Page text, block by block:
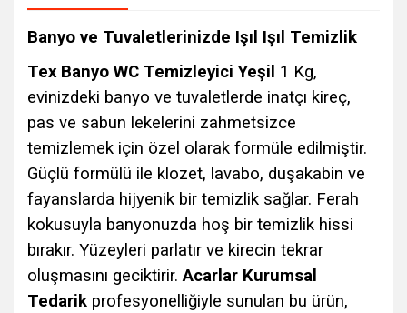
Banyo ve Tuvaletlerinizde Işıl Işıl Temizlik
Tex Banyo WC Temizleyici Yeşil 1 Kg,
evinizdeki banyo ve tuvaletlerde inatçı kireç,
pas ve sabun lekelerini zahmetsizce
temizlemek için özel olarak formüle edilmiştir.
Güçlü formülü ile klozet, lavabo, duşakabin ve
fayanslarda hijyenik bir temizlik sağlar. Ferah
kokusuyla banyonuzda hoş bir temizlik hissi
bırakır. Yüzeyleri parlatır ve kirecin tekrar
oluşmasını geciktirir.Acarlar Kurumsal
Tedarik profesyonelliğiyle sunulan bu ürün,